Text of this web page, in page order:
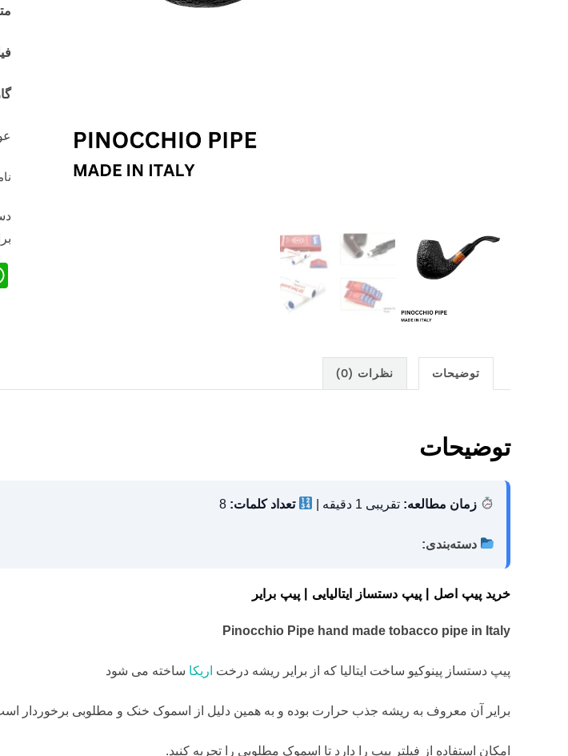
توضیحات نظرات (0)
توضیحات
زمان مطالعه: تقریبی 1 دقیقه | تعداد کلمات: 8
دسته‌بندی:
خرید پیپ اصل | پیپ دستساز ایتالیایی | پیپ برایر
Pinocchio Pipe hand made tobacco pipe in Italy
پیپ دستساز پینوکیو ساخت ایتالیا که از برایر ریشه درخت اریکا ساخته می شود
برایر آن معروف به ریشه جذب حرارت بوده و به همین دلیل از اسموک خنک و مطلوبی برخوردار
امکان استفاده از فیلتر پیپ را دارد تا اسموک مطلوبی را تجربه کنید.